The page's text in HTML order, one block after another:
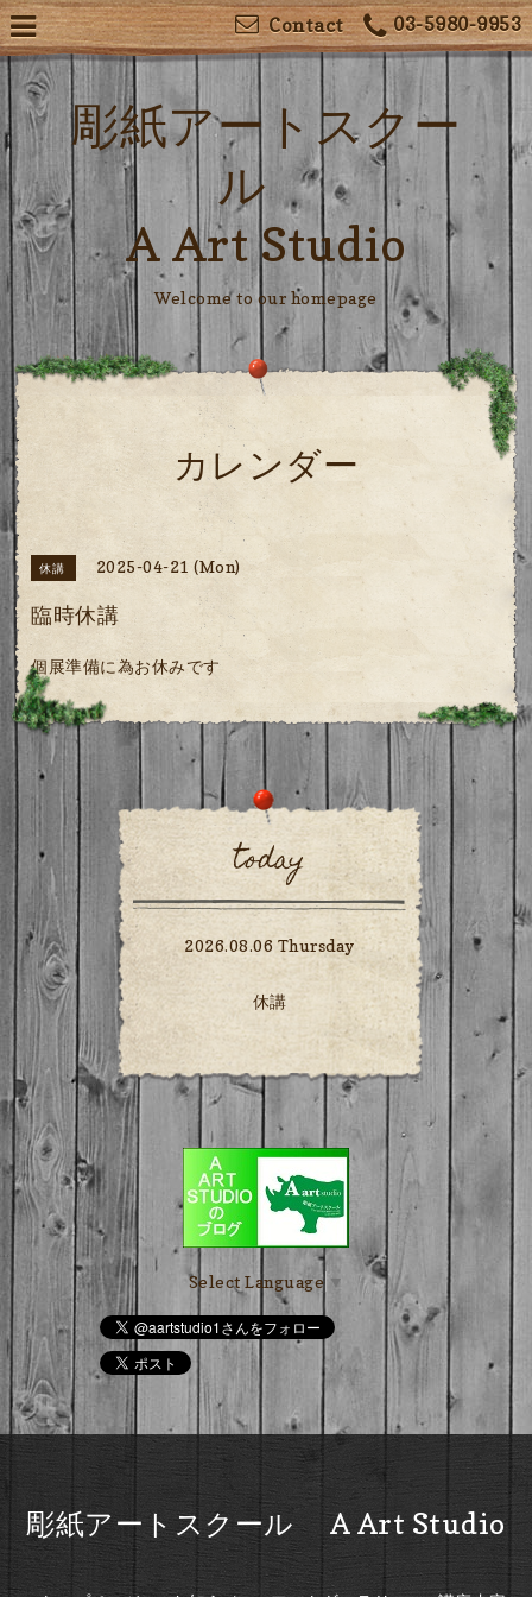
03-5980-9953
Contact
彫紙アートスクー
ル
A Art Studio
Welcome to our homepage
カレンダー
休講 2025-04-21 (Mon)
臨時休講
個展準備に為お休みです
today
2026.08.06 Thursday
休講
Select Language ▼
彫紙アートスクール A Art Studio